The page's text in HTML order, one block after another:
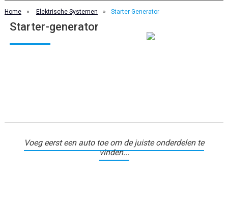
Home » Elektrische Systemen » Starter Generator
Starter-generator
Voeg eerst een auto toe om de juiste onderdelen te
vinden...